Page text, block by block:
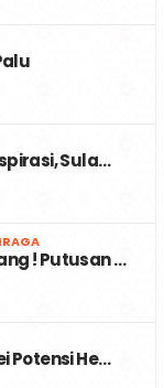
Sula…
! Putusan …
Potensi He…